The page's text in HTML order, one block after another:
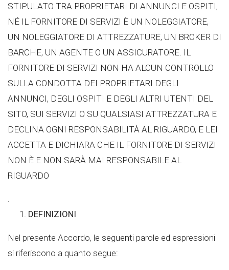
STIPULATO TRA PROPRIETARI DI ANNUNCI E OSPITI,
NÉ IL FORNITORE DI SERVIZI È UN NOLEGGIATORE,
UN NOLEGGIATORE DI ATTREZZATURE, UN BROKER DI
BARCHE, UN AGENTE O UN ASSICURATORE. IL
FORNITORE DI SERVIZI NON HA ALCUN CONTROLLO
SULLA CONDOTTA DEI PROPRIETARI DEGLI
ANNUNCI, DEGLI OSPITI E DEGLI ALTRI UTENTI DEL
SITO, SUI SERVIZI O SU QUALSIASI ATTREZZATURA E
DECLINA OGNI RESPONSABILITÀ AL RIGUARDO, E LEI
ACCETTA E DICHIARA CHE IL FORNITORE DI SERVIZI
NON È E NON SARÀ MAI RESPONSABILE AL
RIGUARDO
DEFINIZIONI
Nel presente Accordo, le seguenti parole ed espressioni
si riferiscono a quanto segue: